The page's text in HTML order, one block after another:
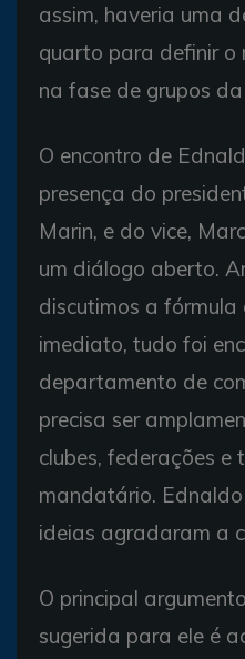
assim, haveria uma
quarto para definir o
na fase de grupos
O encontro de
presença do
Marin, e do vice,
um diálogo aberto.
discutimos a
imediato, tudo foi
departamento de
precisa ser
clubes, federações e
mandatário.
ideias agradaram a
O principal
sugerida para ele é